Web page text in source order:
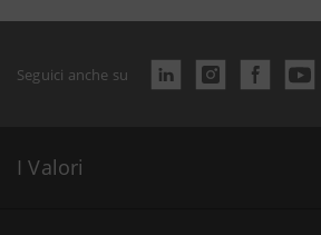
Seguici anche su
I Valori